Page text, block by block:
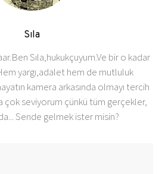
Sıla
Sıla,hukukçuyum.Ve bir o kadar
yargı,adalet hem de mutluluk
kamera arkasında olmayı tercih
çok seviyorum çünkü tüm gerçekler,
Sende gelmek ister misin?